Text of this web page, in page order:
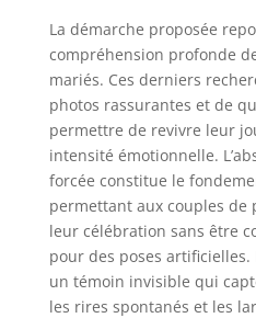
La démarche proposée
compréhension profonde
mariés. Ces derniers
photos rassurantes et de
permettre de revivre leur
intensité émotionnelle.
forcée constitue le
permettant aux couples
leur célébration sans être
pour des poses
un témoin invisible qui
les rires spontanés et les